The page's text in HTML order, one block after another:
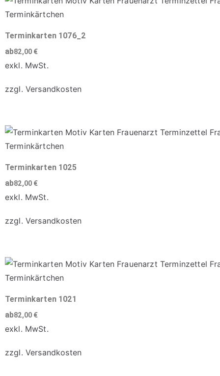
Varianten
auf.
Die
können
Produktseite
gewählt
Terminkarten 1076_2
ab82,00 €
exkl. MwSt.
zzgl. Versandkosten
Produkt
Varianten
auf.
Die
können
Produktseite
gewählt
Terminkarten 1025
ab82,00 €
exkl. MwSt.
zzgl. Versandkosten
Produkt
Varianten
auf.
Die
können
Terminkarten 1021
ab82,00 €
exkl. MwSt.
zzgl. Versandkosten